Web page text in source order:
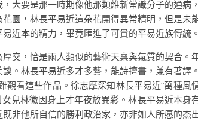
大要是那一時期像他那類維新常識分子的通病
園，林長平易近這朵花開得異常精明，但是未
近本的精力，畢竟匯進了可貴的平易近族傳統。
交，恰是兩人類似的藝術天稟與氣質的契合。
。林長平易近多才多藝，能詩擅書，兼有著譯
看這些作品。徐志摩深知林長平易近“萬種風
兒林徽因身上才年夜放異彩。林長平易近本身
非他所自信的勝利政治家，亦非如人所愿的杰